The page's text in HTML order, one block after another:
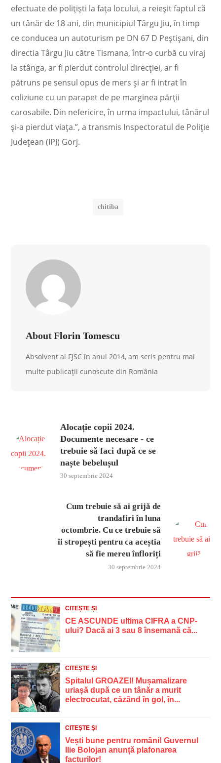
efectuate de polițiști la fața locului, a reieșit faptul că
un tânăr de 18 ani, din municipiul Târgu Jiu, în timp
ce conducea un autoturism pe DN 67 D Peștișani, din
directia Târgu Jiu către Tismana, într-o curbă cu viraj
la stânga, ar fi pierdut controlul direcției, ar fi
pătruns pe sensul opus de mers și ar fi intrat în
coliziune cu un parapet de pe marginea părții
carosabile. Din nefericire, în urma impactului, tânărul
și-a pierdut viața.”, a transmis Inspectoratul de Poliție
Județean (IPJ) Gorj.
chitiba
About Florin Tomescu
Absolvent al FJSC în anul 2014, am scris pentru mai
multe publicații cunoscute din România
Alocație copii 2024.
Documente necesare - ce
trebuie să faci după ce se
naște bebelușul
30 septembrie 2024
Cum trebuie să ai grijă de
trandafiri în luna
octombrie. Cu ce trebuie să
îi stropești pentru ca aceștia
să fie mereu înfloriți
30 septembrie 2024
CITEȘTE ȘI
CE ASCUNDE ultima CIFRA a CNP-
ului? Dacă ai 3 sau 8 însemană că...
CITEȘTE ȘI
Spitalul GROAZEI! Mușamalizare
uriașă după ce un tânăr a murit
electrocutat, căzând în gol, în...
CITEȘTE ȘI
Vești bune pentru români! Guvernul
Ilie Bolojan anunță plafonarea
facturilor!